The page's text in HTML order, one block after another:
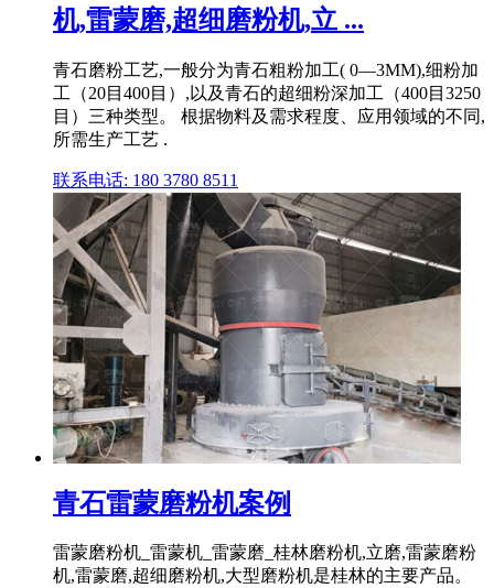
机,雷蒙磨,超细磨粉机,立 ...
青石磨粉工艺,一般分为青石粗粉加工( 0—3MM),细粉加
工（20目400目）,以及青石的超细粉深加工（400目3250
目）三种类型。 根据物料及需求程度、应用领域的不同,
所需生产工艺 .
联系电话: 180 3780 8511
青石雷蒙磨粉机案例
雷蒙磨粉机_雷蒙机_雷蒙磨_桂林磨粉机,立磨,雷蒙磨粉
机,雷蒙磨,超细磨粉机,大型磨粉机是桂林的主要产品。